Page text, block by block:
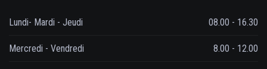
Lundi- Mardi - Jeudi 08.00 - 16.30
Mercredi - Vendredi 8.00 - 12.00